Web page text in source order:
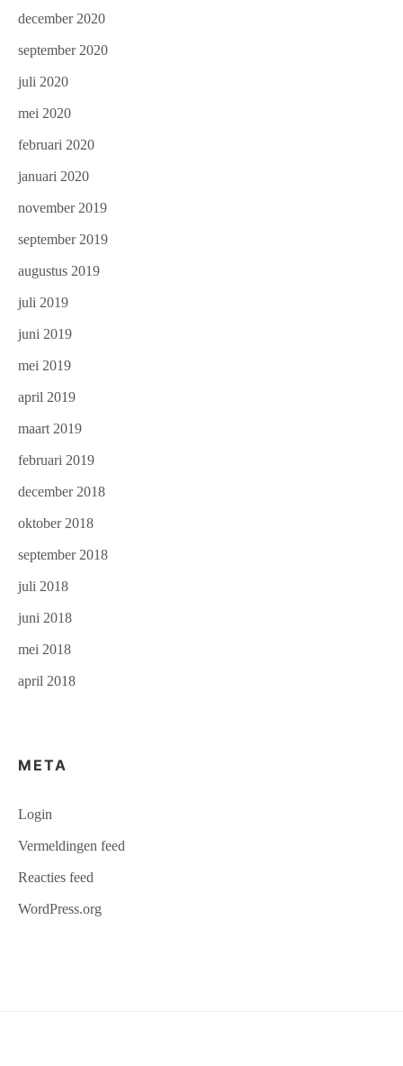
december 2020
september 2020
juli 2020
mei 2020
februari 2020
januari 2020
november 2019
september 2019
augustus 2019
juli 2019
juni 2019
mei 2019
april 2019
maart 2019
februari 2019
december 2018
oktober 2018
september 2018
juli 2018
juni 2018
mei 2018
april 2018
META
Login
Vermeldingen feed
Reacties feed
WordPress.org